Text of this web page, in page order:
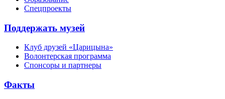
Спецпроекты
Поддержать музей
Клуб друзей «Царицына»
Волонтерская программа
Спонсоры и партнеры
Факты